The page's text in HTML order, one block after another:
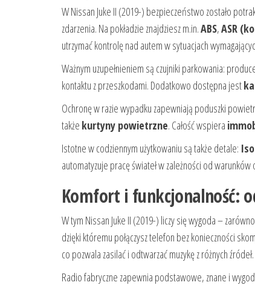
W Nissan Juke II (2019-) bezpieczeństwo zostało
zdarzenia. Na pokładzie znajdziesz m.in.ABS,ASR
utrzymać kontrolę nad autem w sytuacjach
Ważnym uzupełnieniem są czujniki parkowania:
kontaktu z przeszkodami. Dodatkowo dostępna jest
Ochronę w razie wypadku zapewniają poduszki
także kurtyny powietrzne. Całość wspiera
Istotne w codziennym użytkowaniu są także detale:
automatyzuje pracę świateł w zależności od
Komfort i funkcjonalność:
W tym Nissan Juke II (2019-) liczy się wygoda –
dzięki któremu połączysz telefon bez konieczności
co pozwala zasilać i odtwarzać muzykę z różnych źródeł.
Radio fabryczne zapewnia podstawowe, znane i